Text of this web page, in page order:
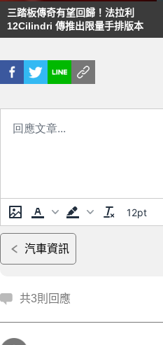
三踏板傳奇有望回歸！法拉利
12Cilindri 傳推出限量手排版本
12pt
汽車資訊
共3則回應